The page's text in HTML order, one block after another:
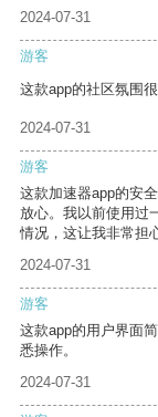
2024-07-31
游客
这款app的社区氛围
2024-07-31
游客
这款加速器app的安
放心。我以前使用过
情况，这让我非常担
2024-07-31
游客
这款app的用户界面
悉操作。
2024-07-31